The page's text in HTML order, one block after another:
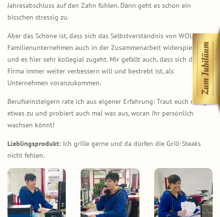
Jahresabschluss auf den Zahn fühlen. Dann geht es schon ein
bisschen stressig zu.
Aber das Schöne ist, dass sich das Selbstverständnis von WOLF als
Familienunternehmen auch in der Zusammenarbeit widerspiegelt
und es hier sehr kollegial zugeht. Mir gefällt auch, dass sich die
Firma immer weiter verbessern will und bestrebt ist, als
Unternehmen voranzukommen.
Berufseinsteigern rate ich aus eigener Erfahrung: Traut euch ruhig
etwas zu und probiert auch mal was aus, woran ihr persönlich
wachsen könnt!
Lieblingsprodukt: Ich grille gerne und da dürfen die Grill-Steaks
nicht fehlen.